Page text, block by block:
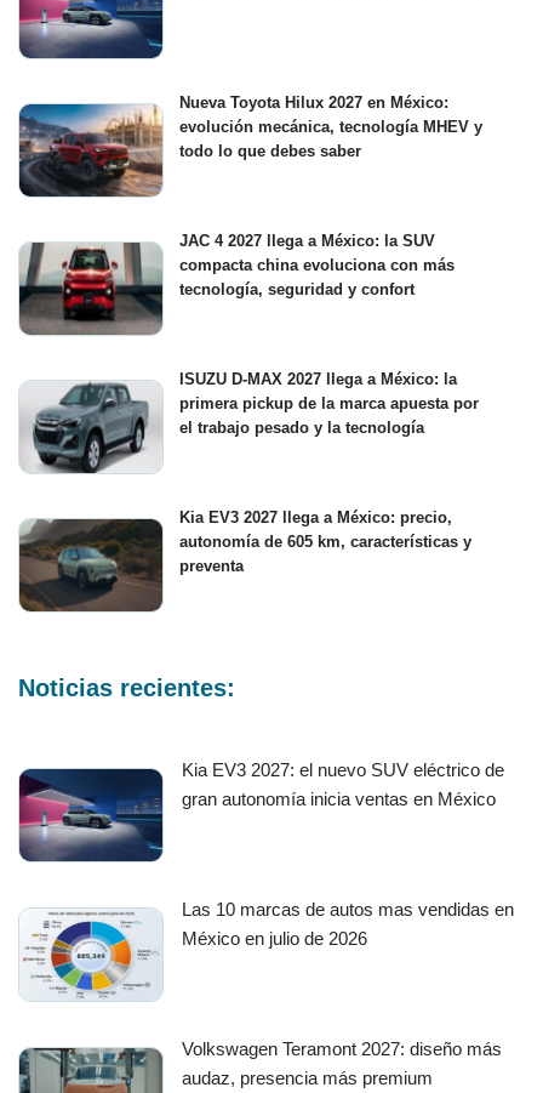
Nueva Toyota Hilux 2027 en México:
evolución mecánica, tecnología MHEV y
todo lo que debes saber
JAC 4 2027 llega a México: la SUV
compacta china evoluciona con más
tecnología, seguridad y confort
ISUZU D-MAX 2027 llega a México: la
primera pickup de la marca apuesta por
el trabajo pesado y la tecnología
Kia EV3 2027 llega a México: precio,
autonomía de 605 km, características y
preventa
Noticias recientes:
Kia EV3 2027: el nuevo SUV eléctrico de
gran autonomía inicia ventas en México
Las 10 marcas de autos mas vendidas en
México en julio de 2026
Volkswagen Teramont 2027: diseño más
audaz, presencia más premium